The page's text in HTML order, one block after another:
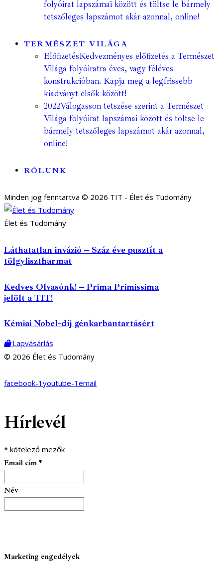
folyóirat lapszámai között és töltse le bármely
tetszőleges lapszámot akár azonnal, online!
TERMÉSZET VILÁGA
ElőfizetésKedvezményes előfizetés a Természet
Világa folyóiratra éves, vagy féléves
konstrukcióban. Kapja meg a legfrissebb
kiadványt elsők között!
2022Válogasson tetszése szerint a Természet
Világa folyóirat lapszámai között és töltse le
bármely tetszőleges lapszámot akár azonnal,
online!
RÓLUNK
Minden jog fenntartva © 2026 TIT - Élet és Tudomány
Élet és Tudomány
Láthatatlan invázió – Száz éve pusztít a
tölgylisztharmat
Kedves Olvasónk! – Prima Primissima
jelölt a TIT!
Kémiai Nobel-díj génkarbantartásért
Lapvásárlás
© 2026 Élet és Tudomány
facebook-1 youtube-1 email
Hírlevél
* kötelező mezők
Email cím *
Név
Marketing engedélyek